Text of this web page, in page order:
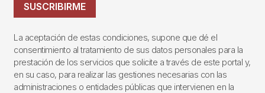
SUSCRIBIRME
La aceptación de estas condiciones, supone que dé el
consentimiento al tratamiento de sus datos personales para la
prestación de los servicios que solicite a través de este portal y,
en su caso, para realizar las gestiones necesarias con las
administraciones o entidades públicas que intervienen en la